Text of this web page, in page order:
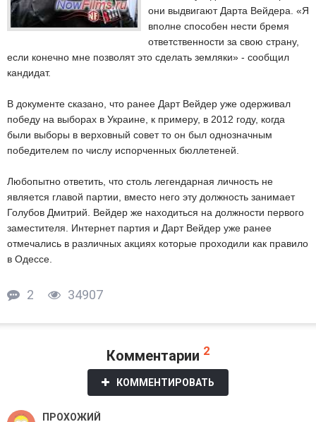
они выдвигают Дарта Вейдера. «Я
вполне способен нести бремя
ответственности за свою страну,
если конечно мне позволят это сделать земляки» - сообщил
кандидат.
В документе сказано, что ранее Дарт Вейдер уже одерживал
победу на выборах в Украине, к примеру, в 2012 году, когда
были выборы в верховный совет то он был однозначным
победителем по числу испорченных бюллетеней.
Любопытно ответить, что столь легендарная личность не
является главой партии, вместо него эту должность занимает
Голубов Дмитрий. Вейдер же находиться на должности первого
заместителя. Интернет партия и Дарт Вейдер уже ранее
отмечались в различных акциях которые проходили как правило
в Одессе.
2 34907
Комментарии 2
КОММЕНТИРОВАТЬ
ПРОХОЖИЙ